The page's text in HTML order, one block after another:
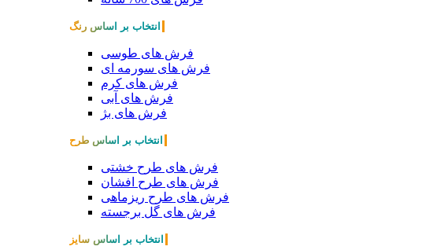
انتخاب بر اساس رنگ
فرش های طوسی
فرش های سورمه ای
فرش های کرم
فرش های آبی
فرش های بژ
انتخاب بر اساس طرح
فرش های طرح خشتی
فرش های طرح افشان
فرش های طرح ریزماهی
فرش های گل برجسته
انتخاب بر اساس سایز